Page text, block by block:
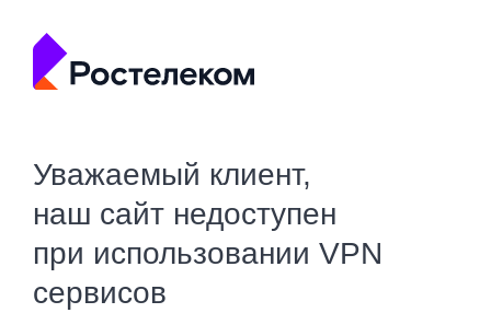
Уважаемый клиент,
наш сайт недоступен
при использовании VPN
сервисов